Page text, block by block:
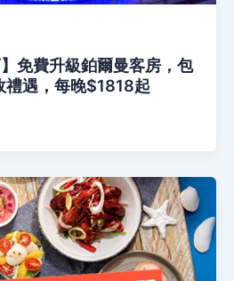
】免費升級鉑爾曼客房，包
遇，每晚$1818起